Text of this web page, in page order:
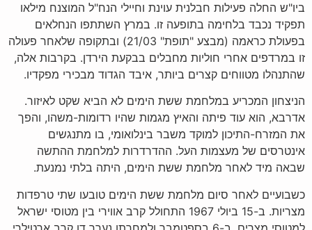
ביו"ש החלה פעילות חבלנית עוינת וחיילי הנח"ל המוצנח מילאו
תפקיד נכבד בלחימה בתופעה זו. במרץ השתתפו הנחלאים
בפעולת כראמה (מבצע "תופת" 21/03) ובתקופה שלאחר פעולה
זו במרדפים אחרי חוליות מחבלים בבקעת הירדן. בקרבות אלה,
שהתנהלו מטווחים קצרים ביותר, איבד הגדוד מבכירי מפקדיו.
הניצחון המכריע במלחמת ששת הימים לא הביא שקט לאיזור.
אדרבא, הוא עוד פיתה והאיץ מגמות שהיו רדומות-משהו, והפך
את המזרח-התיכון למוקד משבר בינלואומי, בו מתנגשים
אינטרסים של מעצמות העל. ההדרדרות למלחמת ההתשה
שבאה מיד לאחר מלחמת ששת הימים, היתה בלתי נמנעת.
כשבועיים לאחר סיום מלחמת ששת הימים טובעו שתי טרפדות
מצריות. ב-15 ביולי 1967 התחולל קרב אווירי בין מטוסי ישראל